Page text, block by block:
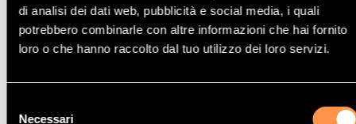
di analisi dei dati web, pubblicità e social media, i quali
potrebbero combinarle con altre informazioni che hai fornito
loro o che hanno raccolto dal tuo utilizzo dei loro servizi.
Necessari
CITROËN FIAT